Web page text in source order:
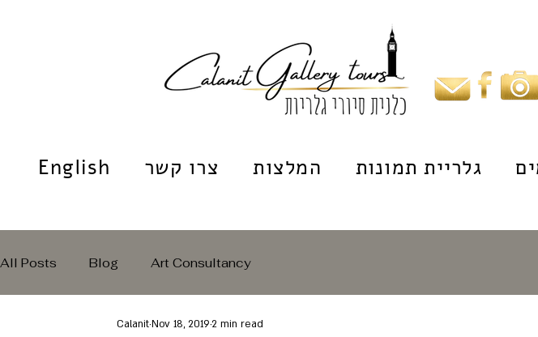
English צרו קשר המלצות גלריית תמונות
All Posts Blog Art Consultancy
CalanitNov 18, 2019 2 min read